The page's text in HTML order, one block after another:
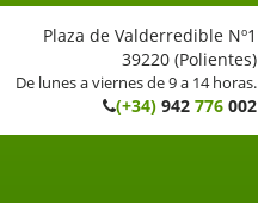
Plaza de Valderredible Nº1
39220 (Polientes)
De lunes a viernes de 9 a 14 horas.
(+34) 942 776 002